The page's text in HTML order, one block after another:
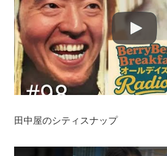
田中屋のシティスナップ